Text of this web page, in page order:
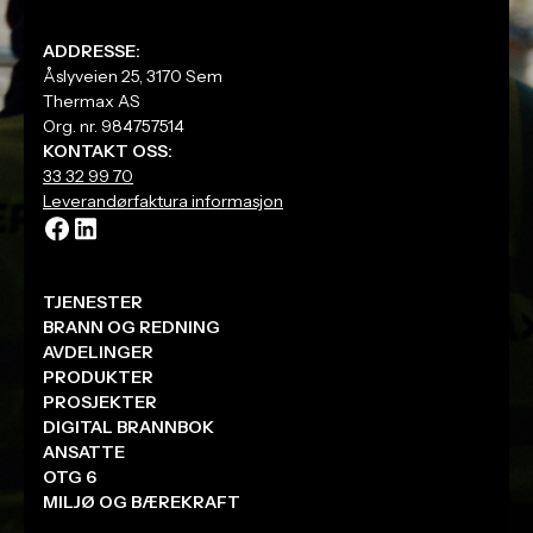
Etter signering sendes faktura automatisk, og
produktene leveres til avtalt tid.
Hvorfor vi gjør det slik:
Hver ordre håndteres manuelt for å sikre riktige
produkter, oppdaterte leveringstider og korrekte
priser og alltid kvalitetssikret av våre fagfolk før du
signerer.
ADDRESSE:
Åslyveien 25, 3170 Sem
Thermax AS
Org. nr. 984757514
KONTAKT OSS:
33 32 99 70
Leverandørfaktura informasjon
TJENESTER
BRANN OG REDNING
AVDELINGER
PRODUKTER
PROSJEKTER
DIGITAL BRANNBOK
ANSATTE
OTG 6
MILJØ OG BÆREKRAFT